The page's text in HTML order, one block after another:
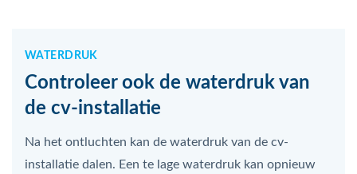
WATERDRUK
Controleer ook de waterdruk van
de cv-installatie
Na het ontluchten kan de waterdruk van de cv-
installatie dalen. Een te lage waterdruk kan opnieuw